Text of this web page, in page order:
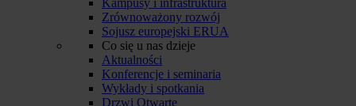
Zrównoważony rozwój
Sojusz europejski ERUA
Co się u nas dzieje
Aktualności
Konferencje i seminaria
Wykłady i spotkania
Drzwi Otwarte